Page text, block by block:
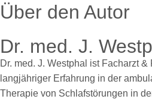
Über den Autor
Dr. med. J.
Dr. med. J. Westphal ist Facharzt
langjähriger Erfahrung in der
Therapie von Schlafstörungen in